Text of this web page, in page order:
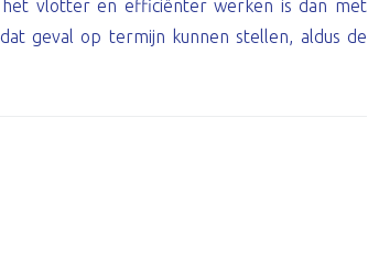
vlotter en efficiënter werken is dan met
geval op termijn kunnen stellen, aldus de